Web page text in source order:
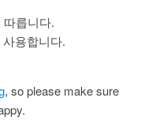
따릅니다.
용합니다.
, so please make sure